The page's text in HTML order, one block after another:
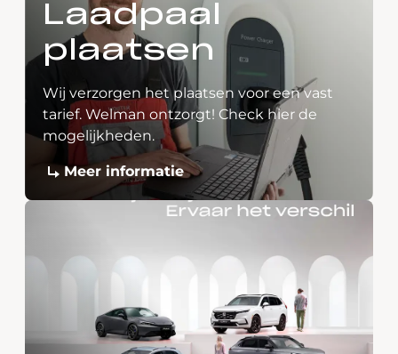
Laadpaal
plaatsen
Wij verzorgen het plaatsen voor een vast
tarief. Welman ontzorgt! Check hier de
mogelijkheden.
Meer informatie